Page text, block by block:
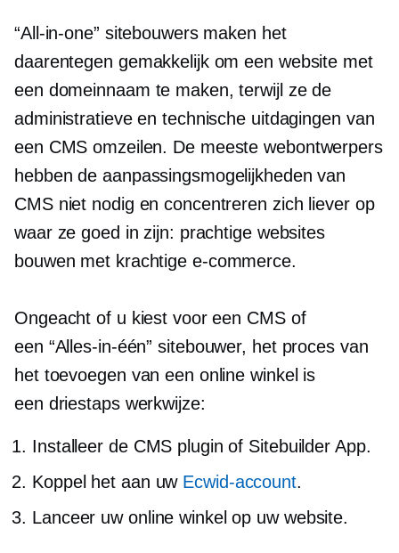
“All-in-one” sitebouwers maken het
daarentegen gemakkelijk om een ​​website met
een domeinnaam te maken, terwijl ze de
administratieve en technische uitdagingen van
een CMS omzeilen. De meeste webontwerpers
hebben de aanpassingsmogelijkheden van
CMS niet nodig en concentreren zich liever op
waar ze goed in zijn: prachtige websites
bouwen met krachtige e-commerce.
Ongeacht of u kiest voor een CMS of
een “Alles-in-één” sitebouwer, het proces van
het toevoegen van een online winkel is
een driestapswerkwijze:
Installeer de CMS plugin of Sitebuilder App.
Koppel het aan uw Ecwid-account.
Lanceer uw online winkel op uw website.